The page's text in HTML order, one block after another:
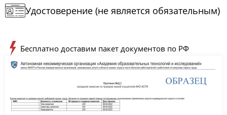
Удостоверение (не является обязательным)
Бесплатно доставим пакет документов по РФ